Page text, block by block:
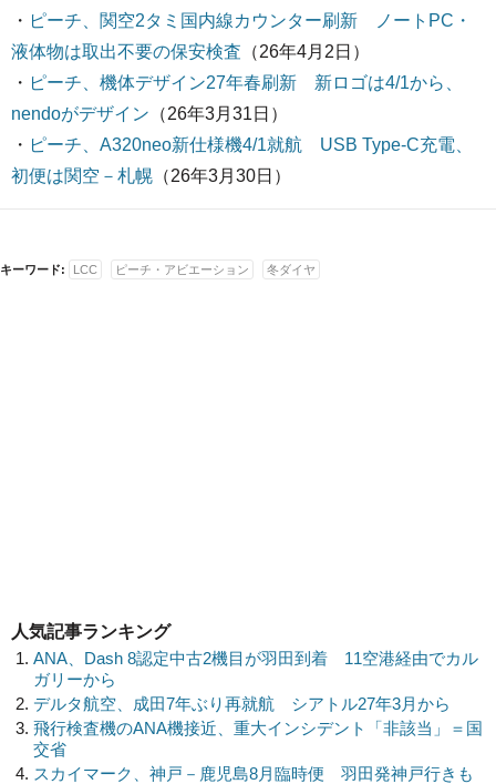
・ ピーチ、関空2タミ国内線カウンター刷新 ノートPC・
液体物は取出不要の保安検査 （26年4月2日）
・ ピーチ、機体デザイン27年春刷新 新ロゴは4/1から、
nendoがデザイン （26年3月31日）
・ ピーチ、A320neo新仕様機4/1就航 USB Type-C充電、
初便は関空－札幌 （26年3月30日）
キーワード: LCC ピーチ・アビエーション 冬ダイヤ
人気記事ランキング
ANA、Dash 8認定中古2機目が羽田到着 11空港経由でカル
ガリーから
デルタ航空、成田7年ぶり再就航 シアトル27年3月から
飛行検査機のANA機接近、重大インシデント「非該当」＝国
交省
スカイマーク、神戸－鹿児島8月臨時便 羽田発神戸行きも